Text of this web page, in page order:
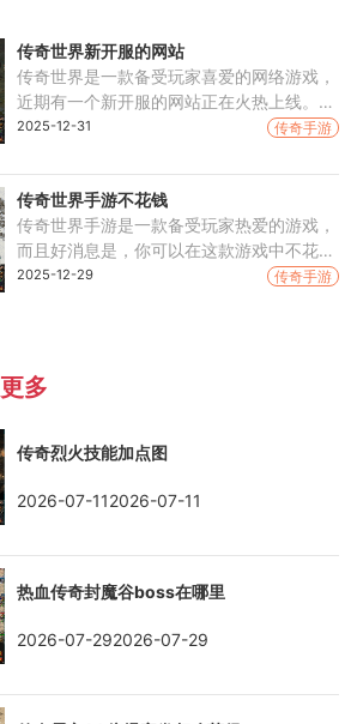
传奇世界新开服的网站
传奇世界是一款备受玩家喜爱的网络游戏，
近期有一个新开服的网站正在火热上线。新
开服的网站将为玩家们带来全新的游戏体验
个备受关注
2025-12-31 传奇手游
传奇世界手游不花钱
传奇世界手游是一款备受玩家热爱的游戏，
而且好消息是，你可以在这款游戏中不花费
任何一分钱，依然可以享受到游戏带来的乐
2025-12-29 传奇手游
更多
传奇烈火技能加点图
2026-07-112026-07-11
热血传奇封魔谷boss在哪里
2026-07-292026-07-29